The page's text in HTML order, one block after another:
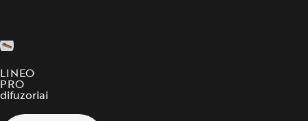
LINEO
PRO
difuzoriai